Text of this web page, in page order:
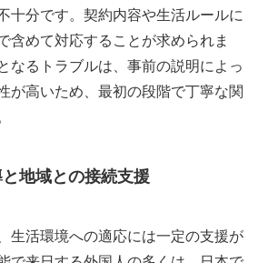
十分です。契約内容や生活ルールに
含めて対応することが求められま
なるトラブルは、事前の説明によっ
が高いため、最初の段階で丁寧な関
地域との接続支援
生活環境への適応には一定の支援が